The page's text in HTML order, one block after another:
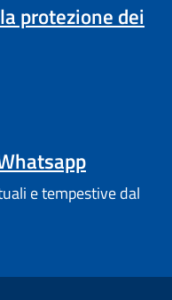
protezione dei
e tempestive dal